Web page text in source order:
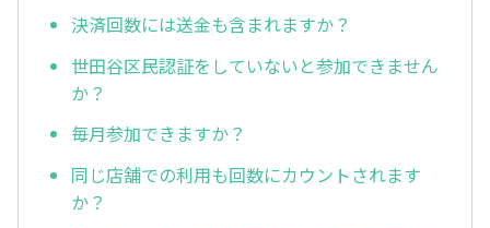
決済回数には送金も含まれますか？
世田谷区民認証をしていないと参加できません
か？
毎月参加できますか？
同じ店舗での利用も回数にカウントされます
か？